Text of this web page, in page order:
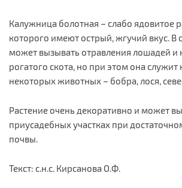
Калужница болотная – слабо ядовитое
которого имеют острый, жгучий вкус. В
может вызывать отравления лошадей и
рогатого скота, но при этом она
некоторых животных – бобра, лося,
Растение очень декоративно и может
приусадебных участках при
почвы.
Текст: с.н.с. Кирсанова О.Ф.